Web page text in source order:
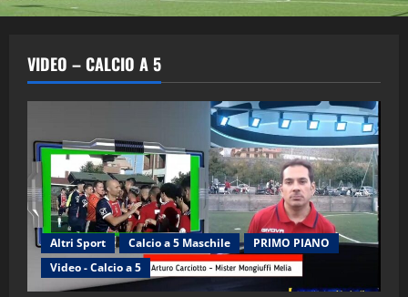
VIDEO – CALCIO A 5
Altri Sport Calcio a 5 Maschile
PRIMO PIANO
Video - Calcio a 5